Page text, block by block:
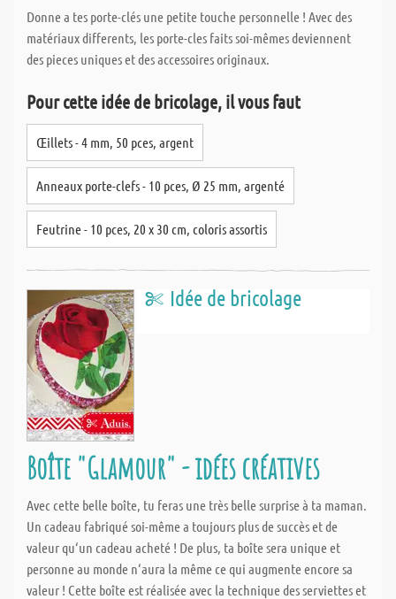
Donne a tes porte-clés une petite touche personnelle ! Avec des
matériaux differents, les porte-cles faits soi-mêmes deviennent
des pieces uniques et des accessoires originaux.
Pour cette idée de bricolage, il vous faut
Œillets - 4 mm, 50 pces, argent
Anneaux porte-clefs - 10 pces, Ø 25 mm, argenté
Feutrine - 10 pces, 20 x 30 cm, coloris assortis
Idée de bricolage
Boîte "Glamour" - idées créatives
Avec cette belle boîte, tu feras une très belle surprise à ta maman.
Un cadeau fabriqué soi-même a toujours plus de succès et de
valeur qu‘un cadeau acheté ! De plus, ta boîte sera unique et
personne au monde n‘aura la même ce qui augmente encore sa
valeur ! Cette boîte est réalisée avec la technique des serviettes et